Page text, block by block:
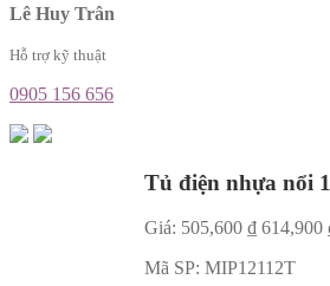
Lê Huy Trân
Hỗ trợ kỹ thuật
0905 156 656
Tủ điện nhựa nổi
Giá: 505,600 ₫ 614,900
Mã SP: MIP12112T